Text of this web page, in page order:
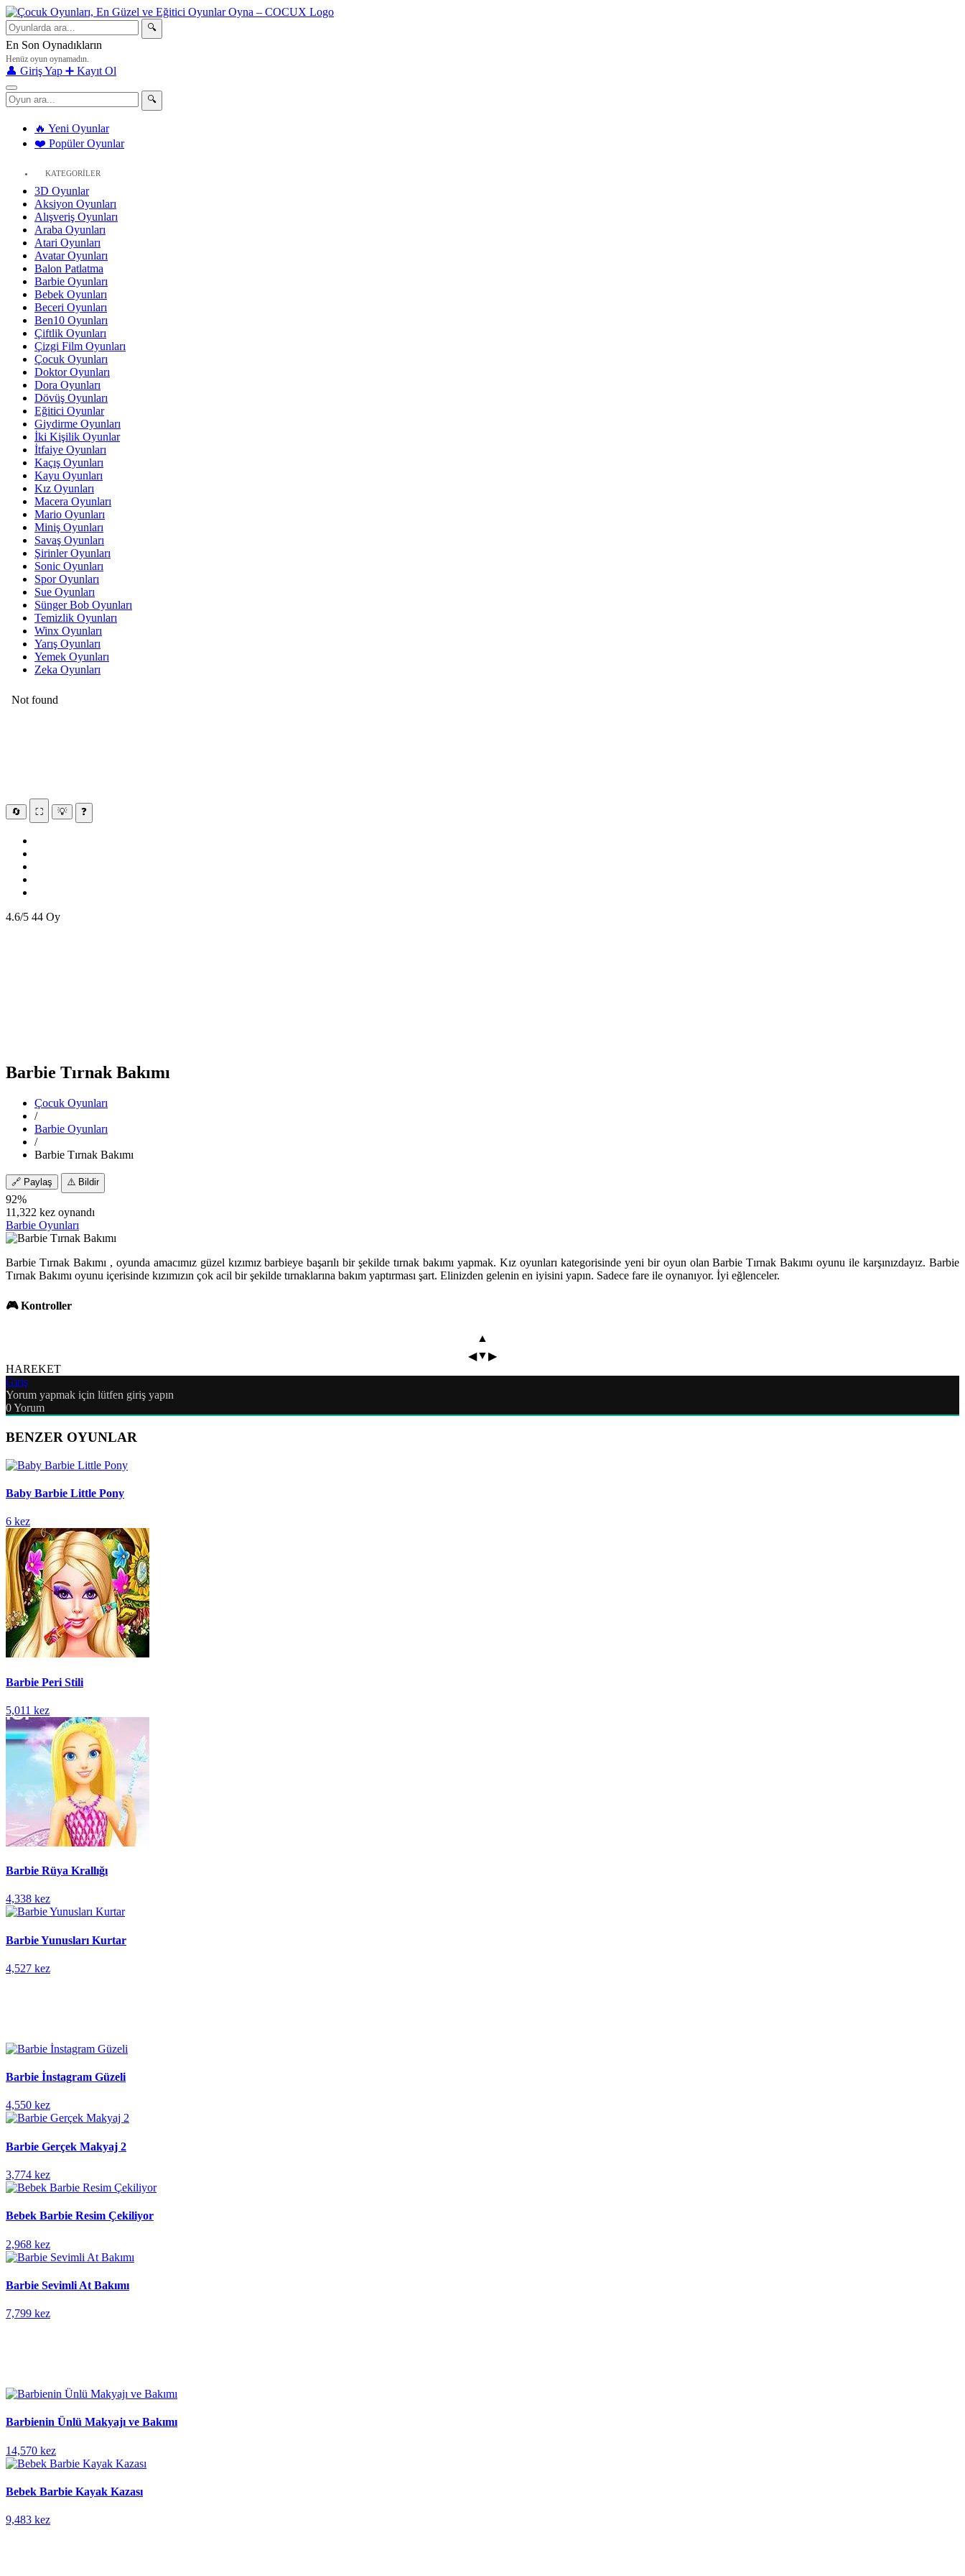
🔍
En Son Oynadıkların
Henüz oyun oynamadın.
👤 Giriş Yap ➕ Kayıt Ol
🔍
🔥 Yeni Oyunlar
❤️ Popüler Oyunlar
KATEGORİLER
3D Oyunlar
Aksiyon Oyunları
Alışveriş Oyunları
Araba Oyunları
Atari Oyunları
Avatar Oyunları
Balon Patlatma
Barbie Oyunları
Bebek Oyunları
Beceri Oyunları
Ben10 Oyunları
Çiftlik Oyunları
Çizgi Film Oyunları
Çocuk Oyunları
Doktor Oyunları
Dora Oyunları
Dövüş Oyunları
Eğitici Oyunlar
Giydirme Oyunları
İki Kişilik Oyunlar
İtfaiye Oyunları
Kaçış Oyunları
Kayu Oyunları
Kız Oyunları
Macera Oyunları
Mario Oyunları
Miniş Oyunları
Savaş Oyunları
Şirinler Oyunları
Sonic Oyunları
Spor Oyunları
Sue Oyunları
Sünger Bob Oyunları
Temizlik Oyunları
Winx Oyunları
Yarış Oyunları
Yemek Oyunları
Zeka Oyunları
🔄 ⛶ 💡 ❓
4.6/5 44 Oy
Barbie Tırnak Bakımı
Çocuk Oyunları
/
Barbie Oyunları
/
Barbie Tırnak Bakımı
🔗 Paylaş ⚠️ Bildir
92%
11,322 kez oynandı
Barbie Oyunları
Barbie Tırnak Bakımı , oyunda amacımız güzel kızımız barbieye başarılı bir şekilde tırnak bakımı yapmak. Kız oyunları kategorisinde yeni bir oyun olan Barbie Tırnak Bakımı oyunu ile karşınızdayız. Barbie
Tırnak Bakımı oyunu içerisinde kızımızın çok acil bir şekilde tırnaklarına bakım yaptırması şart. Elinizden gelenin en iyisini yapın. Sadece fare ile oynanıyor. İyi eğlenceler.
🎮 Kontroller
▲
◀▼▶
HAREKET
Giriş
Yorum yapmak için lütfen giriş yapın
0Yorum
BENZER OYUNLAR
Baby Barbie Little Pony
6 kez
Barbie Peri Stili
5,011 kez
Barbie Rüya Krallığı
4,338 kez
Barbie Yunusları Kurtar
4,527 kez
Barbie İnstagram Güzeli
4,550 kez
Barbie Gerçek Makyaj 2
3,774 kez
Bebek Barbie Resim Çekiliyor
2,968 kez
Barbie Sevimli At Bakımı
7,799 kez
Barbienin Ünlü Makyajı ve Bakımı
14,570 kez
Bebek Barbie Kayak Kazası
9,483 kez